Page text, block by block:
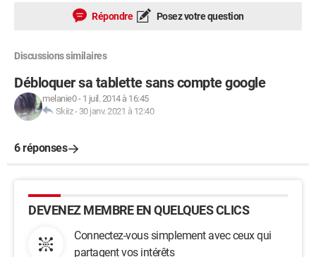
Répondre Posez votre question
Discussions similaires
Débloquer sa tablette sans compte google
melanie0- 1 juil. 2014 à 16:45
Skiiz- 30 janv. 2021 à 12:40
6 réponses
DEVENEZ MEMBRE EN QUELQUES CLICS
Connectez-vous simplement avec ceux qui
partagent vos intérêts